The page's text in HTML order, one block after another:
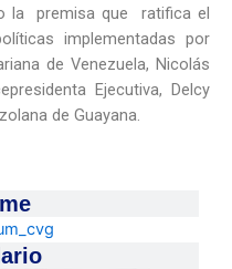
la premisa que ratifica el
implementadas por
de Venezuela, Nicolás
Ejecutiva, Delcy
de Guayana.